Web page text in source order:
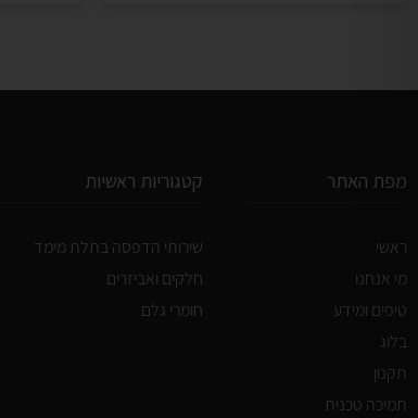
מפת האתר
ראשי
מי אנחנו
טיפים ומידע
בלוג
תקנון
תמיכה טכנית
קטגוריות ראשיות
שירותי הדפסה בתלת מימד
חלקים ואביזרים
חומרי גלם